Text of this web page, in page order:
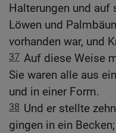
Halterungen und auf
Löwen und
vorhanden war, und
37 Auf diese Weise
Sie waren alle aus
und in einer Form.
38 Und er stellte
gingen in ein